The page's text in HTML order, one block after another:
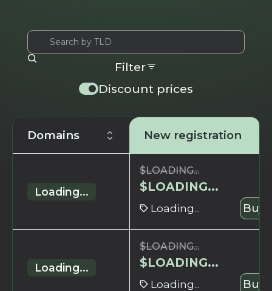
Discount prices
Filter
Domains New registration
Loading...
$LOADING...
$LOADING...
Loading... Buy
Loading...
$LOADING...
$LOADING...
Loading... Buy